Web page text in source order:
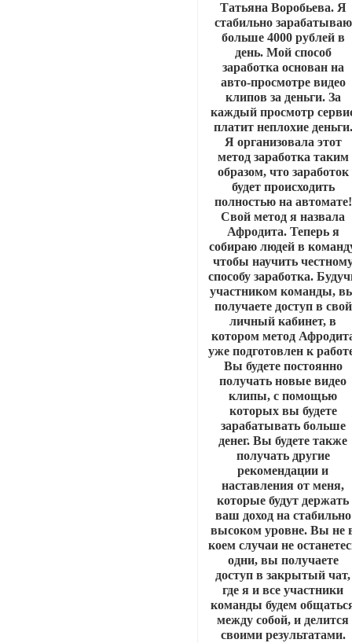
Татьяна Воробьева. Я
стабильно зарабатываю
больше 4000 рублей в
день. Мой способ
заработка основан на
авто-просмотре видео
клипов за деньги. За
каждый просмотр
платит неплохие деньги.
Я организовала этот
метод заработка таким
образом, что заработок
будет происходить
полностью на автомате!
Свой метод я назвала
Афродита. Теперь я
собираю людей в
чтобы научить
способу заработка.
участником команды,
получаете доступ в свой
личный кабинет, в
котором метод
уже подготовлен к
Вы будете постоянно
получать новые видео
клипы, с помощью
которых вы будете
зарабатывать больше
денег. Вы будете также
получать другие
рекомендации и
наставления от меня,
которые будут держать
ваш доход на стабильно
высоком уровне. Вы не
коем случаи не
одни, вы получаете
доступ в закрытый чат,
где я и все участники
команды будем
между собой, и делится
своими результатами.